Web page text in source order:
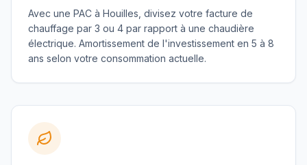
Avec une PAC à Houilles, divisez votre facture de
chauffage par 3 ou 4 par rapport à une chaudière
électrique. Amortissement de l'investissement en 5 à 8
ans selon votre consommation actuelle.